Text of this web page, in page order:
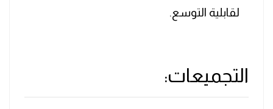
لقابلية التوسع.
التجميعات: